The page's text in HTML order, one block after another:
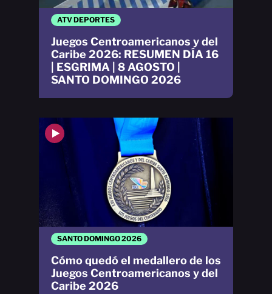
ATV DEPORTES
Juegos Centroamericanos y del
Caribe 2026: RESUMEN DÍA 16
| ESGRIMA | 8 AGOSTO |
SANTO DOMINGO 2026
SANTO DOMINGO 2026
Cómo quedó el medallero de los
Juegos Centroamericanos y del
Caribe 2026